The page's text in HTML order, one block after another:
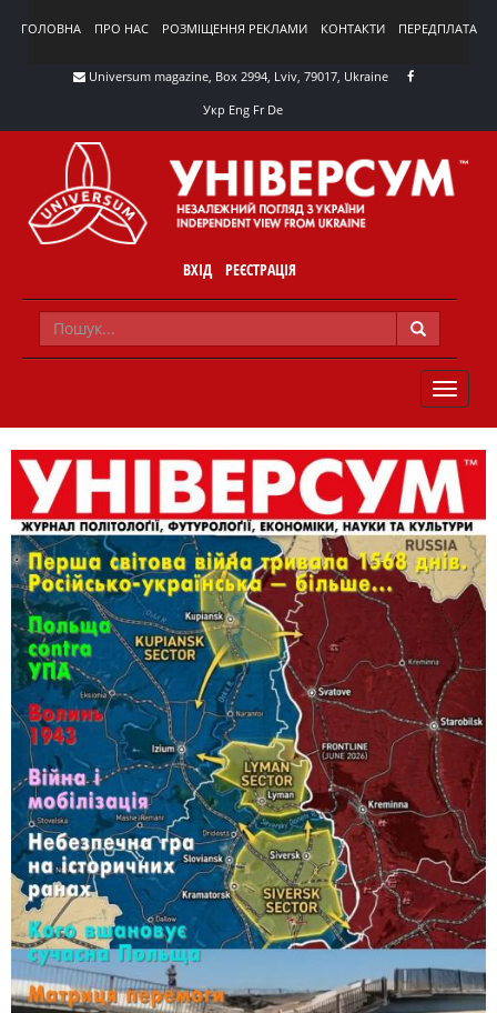
ГОЛОВНА ПРО НАС РОЗМІЩЕННЯ РЕКЛАМИ КОНТАКТИ ПЕРЕДПЛАТА
Universum magazine, Box 2994, Lviv, 79017, Ukraine
Укр Eng Fr De
ВХІД РЕЄСТРАЦІЯ
TOGGLE